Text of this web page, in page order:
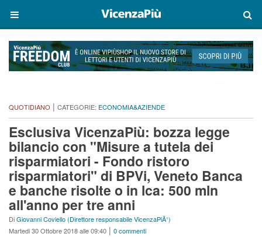
QUOTIDIANO | CATEGORIE: ECONOMIA&AZIENDE
Esclusiva VicenzaPiù: bozza legge
bilancio con "Misure a tutela dei
risparmiatori - Fondo ristoro
risparmiatori" di BPVi, Veneto Banca
e banche risolte o in lca: 500 mln
all'anno per tre anni
DiGiovanni Coviello (Direttore responsabile VicenzaPiÃ¹)
Martedi 30 Ottobre 2018 alle 09:40 | 0 commenti